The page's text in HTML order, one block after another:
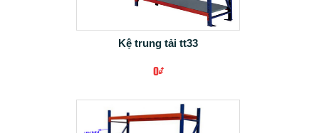
+ CHI TIẾT
Kệ trung tải tt33
0₫